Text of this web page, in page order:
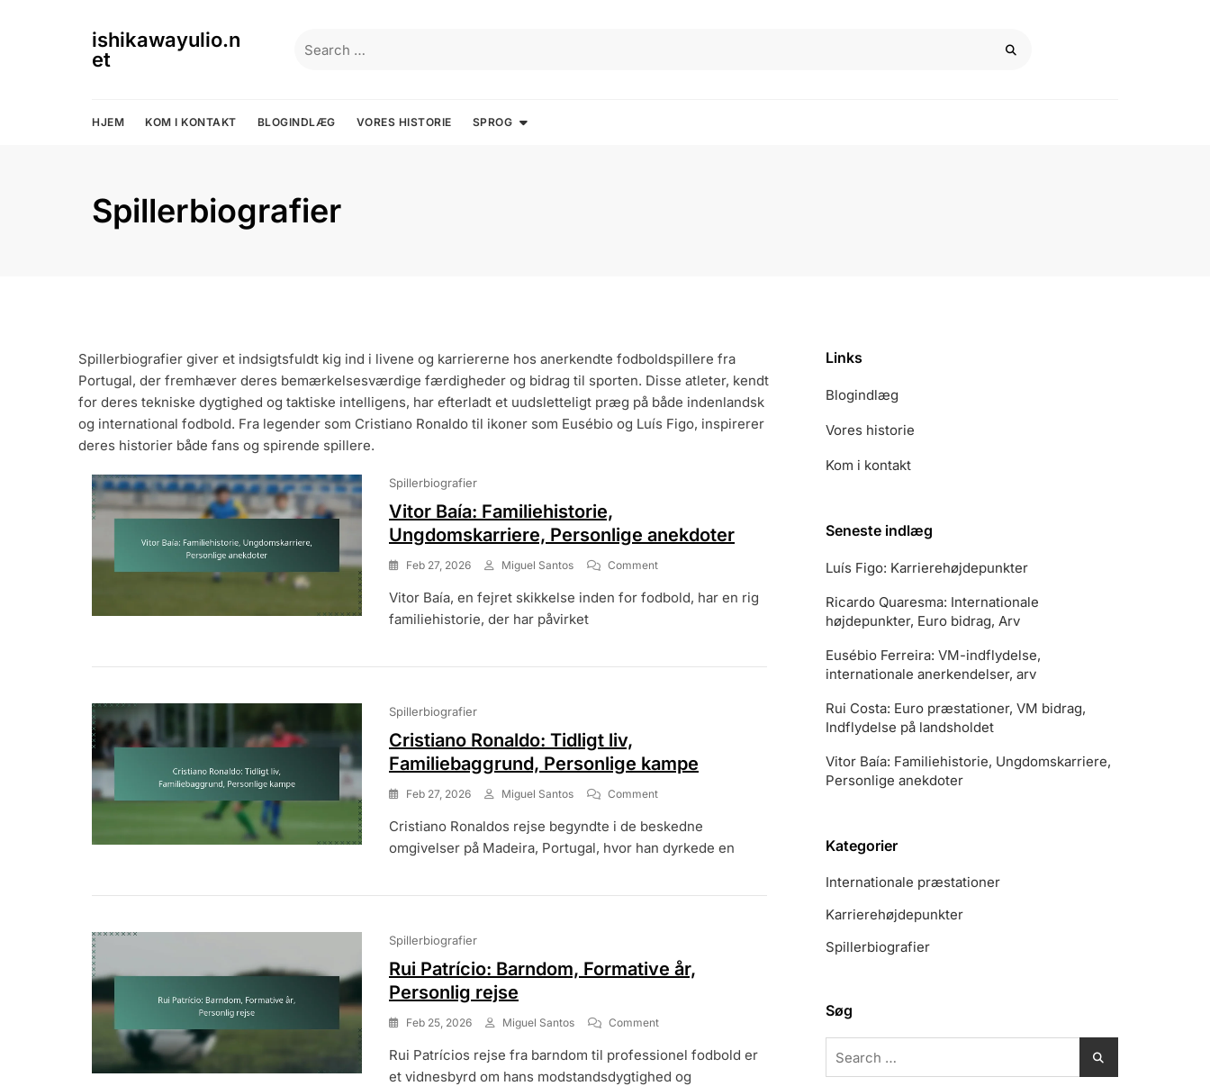
ishikawayulio.n
et
for:
HJEM KOM I KONTAKT BLOGINDLÆG VORES HISTORIE SPROG
Spillerbiografier
Spillerbiografier giver et indsigtsfuldt kig ind i livene og karriererne hos anerkendte fodboldspillere fra
Portugal, der fremhæver deres bemærkelsesværdige færdigheder og bidrag til sporten. Disse atleter, kendt
for deres tekniske dygtighed og taktiske intelligens, har efterladt et uudsletteligt præg på både indenlandsk
og international fodbold. Fra legender som Cristiano Ronaldo til ikoner som Eusébio og Luís Figo, inspirerer
deres historier både fans og spirende spillere.
Spillerbiografier
Vitor Baía: Familiehistorie,
Ungdomskarriere, Personlige anekdoter
Feb 27, 2026 Miguel Santos CommentOn
Baía:
Anekdoter
Vitor Baía, en fejret skikkelse inden for fodbold, har en rig
familiehistorie, der har påvirket
Spillerbiografier
Cristiano Ronaldo: Tidligt liv,
Familiebaggrund, Personlige kampe
Feb 27, 2026 Miguel Santos CommentOn
Ronaldo:
Tidligt
Personlige
Cristiano Ronaldos rejse begyndte i de beskedne
omgivelser på Madeira, Portugal, hvor han dyrkede en
Spillerbiografier
Rui Patrício: Barndom, Formative år,
Personlig rejse
Feb 25, 2026 Miguel Santos CommentOn
Patrício:
Barndom,
Rui Patrícios rejse fra barndom til professionel fodbold er
et vidnesbyrd om hans modstandsdygtighed og
Links
Blogindlæg
Vores historie
Kom i kontakt
Seneste indlæg
Luís Figo: Karrierehøjdepunkter
Ricardo Quaresma: Internationale
højdepunkter, Euro bidrag, Arv
Eusébio Ferreira: VM-indflydelse,
internationale anerkendelser, arv
Rui Costa: Euro præstationer, VM bidrag,
Indflydelse på landsholdet
Vitor Baía: Familiehistorie, Ungdomskarriere,
Personlige anekdoter
Kategorier
Internationale præstationer
Karrierehøjdepunkter
Spillerbiografier
Søg
for: